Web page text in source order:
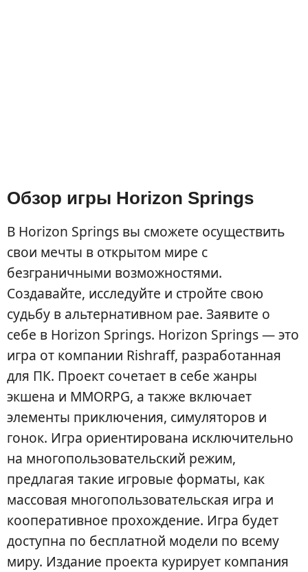
Обзор игры Horizon Springs
В Horizon Springs вы сможете осуществить
свои мечты в открытом мире с
безграничными возможностями.
Создавайте, исследуйте и стройте свою
судьбу в альтернативном рае. Заявите о
себе в Horizon Springs. Horizon Springs — это
игра от компании Rishraff, разработанная
для ПК. Проект сочетает в себе жанры
экшена и MMORPG, а также включает
элементы приключения, симуляторов и
гонок. Игра ориентирована исключительно
на многопользовательский режим,
предлагая такие игровые форматы, как
массовая многопользовательская игра и
кооперативное прохождение. Игра будет
доступна по бесплатной модели по всему
миру. Издание проекта курирует компания